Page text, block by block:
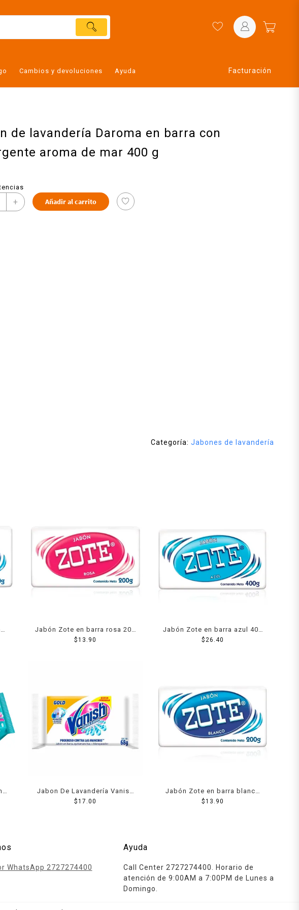
Cambios y devoluciones Ayuda Facturación
de lavandería Daroma en barra con
aroma de mar 400 g
+ Añadir al carrito
Categoría: Jabones de lavandería
Jabón Zote en barra rosa 200
g
$13.90
Jabón Zote en barra azul 400
g
$26.40
Jabon De Lavandería Vanish
Blanca 68 Grs
$17.00
Jabón Zote en barra blanco
200 g
$13.90
WhatsApp 2727274400
Ayuda
Call Center 2727274400. Horario de
atención de 9:00AM a 7:00PM de Lunes a
Domingo.